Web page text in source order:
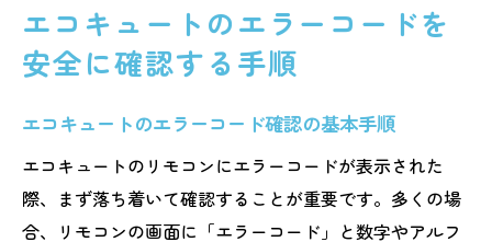
エコキュートのエラーコードを
安全に確認する手順
エコキュートのエラーコード確認の基本手順
エコキュートのリモコンにエラーコードが表示された
際、まず落ち着いて確認することが重要です。多くの場
合、リモコンの画面に「エラーコード」と数字やアルフ